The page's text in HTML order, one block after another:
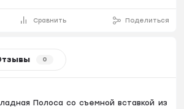
Сравнить Поделиться
0
Полоса со съемной вставкой из